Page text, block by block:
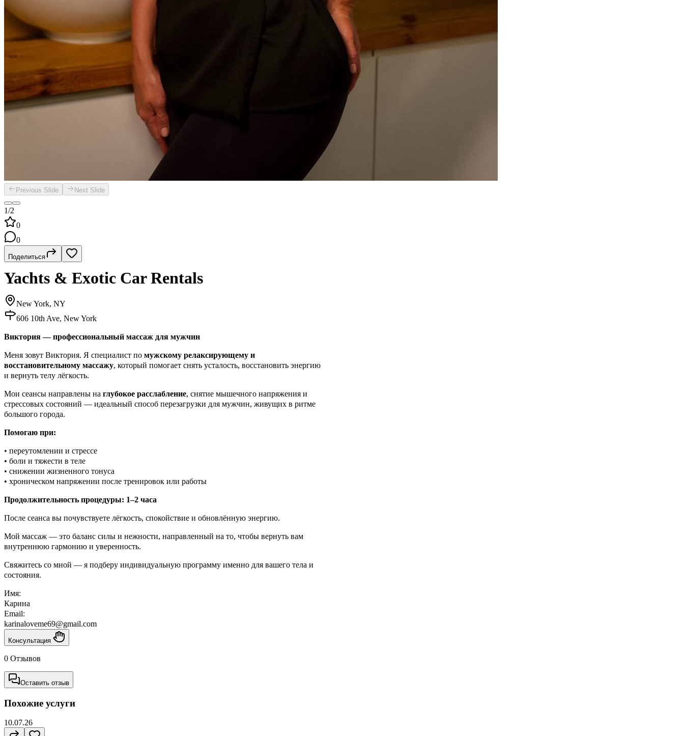
Previous Slide Next Slide
1/2
0
0
Поделиться
Yachts & Exotic Car Rentals
New York, NY
606 10th Ave, New York
Виктория — профессиональный массаж для мужчин
Меня зовут Виктория. Я специалист по мужскому релаксирующему и
восстановительному массажу, который помогает снять усталость, восстановить энергию
и вернуть телу лёгкость.
Мои сеансы направлены на глубокое расслабление, снятие мышечного напряжения и
стрессовых состояний — идеальный способ перезагрузки для мужчин, живущих в ритме
большого города.
Помогаю при:
• переутомлении и стрессе
• боли и тяжести в теле
• снижении жизненного тонуса
• хроническом напряжении после тренировок или работы
Продолжительность процедуры: 1–2 часа
После сеанса вы почувствуете лёгкость, спокойствие и обновлённую энергию.
Мой массаж — это баланс силы и нежности, направленный на то, чтобы вернуть вам
внутреннюю гармонию и уверенность.
Свяжитесь со мной — я подберу индивидуальную программу именно для вашего тела и
состояния.
Имя:
Карина
Email:
karinaloveme69@gmail.com
Консультация
0 Отзывов
Оставить отзыв
Похожие услуги
10.07.26